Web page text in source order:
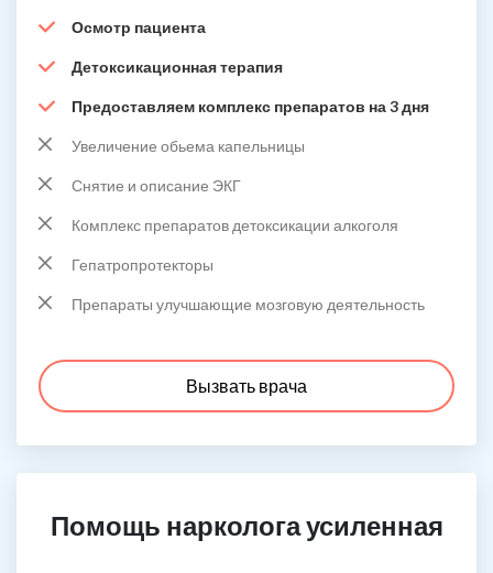
Осмотр пациента
Детоксикационная терапия
Предоставляем комплекс препаратов на 3 дня
Увеличение обьема капельницы
Снятие и описание ЭКГ
Комплекс препаратов детоксикации алкоголя
Гепатропротекторы
Препараты улучшающие мозговую деятельность
Вызвать врача
Помощь нарколога усиленная